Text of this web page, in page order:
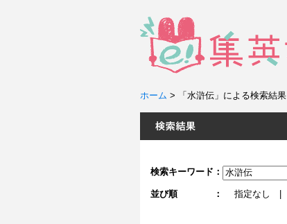
ホーム > 「水滸伝」による検索結果
検索キーワード：
並び順 ： 指定なし |